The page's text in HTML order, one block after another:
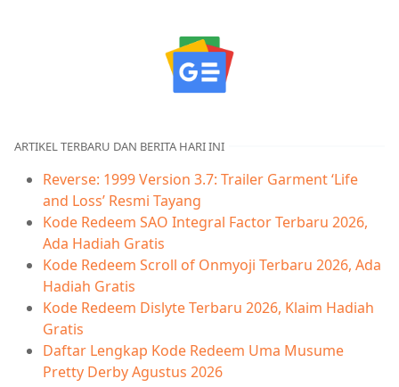
ARTIKEL TERBARU DAN BERITA HARI INI
Reverse: 1999 Version 3.7: Trailer Garment ‘Life
and Loss’ Resmi Tayang
Kode Redeem SAO Integral Factor Terbaru 2026,
Ada Hadiah Gratis
Kode Redeem Scroll of Onmyoji Terbaru 2026, Ada
Hadiah Gratis
Kode Redeem Dislyte Terbaru 2026, Klaim Hadiah
Gratis
Daftar Lengkap Kode Redeem Uma Musume
Pretty Derby Agustus 2026